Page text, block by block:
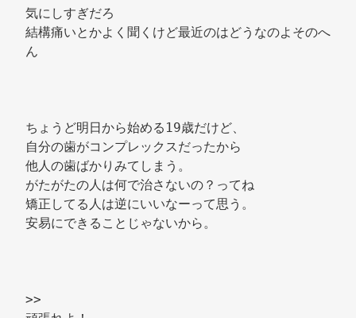
気にしすぎだろ
結構痛いとかよく聞くけど最近のはどうなのよそのへ
ん
ちょうど明日から始める19歳だけど、
自分の歯がコンプレックスだったから
他人の歯ばかりみてしまう。
がたがたの人は何で治さないの？ってね
矯正してる人は逆にいいなーって思う。
安易にできることじゃないから。
>>